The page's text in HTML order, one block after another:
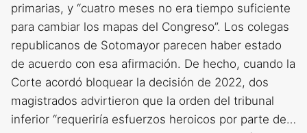
primarias, y “cuatro meses no era tiempo suficiente
para cambiar los mapas del Congreso”. Los colegas
republicanos de Sotomayor parecen haber estado
de acuerdo con esa afirmación. De hecho, cuando la
Corte acordó bloquear la decisión de 2022, dos
magistrados advirtieron que la orden del tribunal
inferior “requeriría esfuerzos heroicos por parte de…